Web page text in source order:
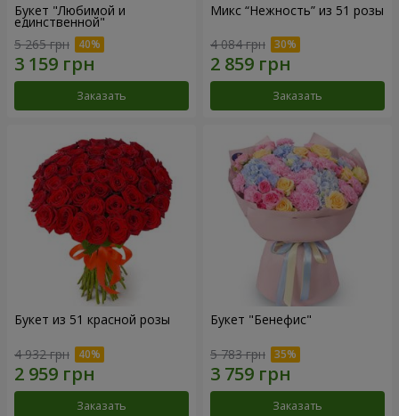
Букет "Любимой и
единственной"
5 265 грн
Заказать
Микс “Нежность” из 51 розы
4 084 грн
Заказать
Букет из 51 красной розы
4 932 грн
Заказать
Букет "Бенефис"
5 783 грн
Заказать